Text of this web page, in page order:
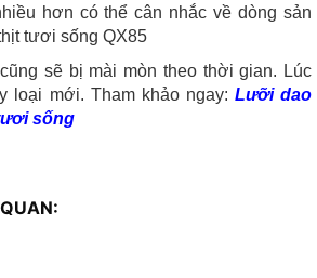
hơn có thể cân nhắc về dòng sản
tươi sống QX85
sẽ bị mài mòn theo thời gian. Lúc
loại mới. Tham khảo ngay: Lưỡi dao
sống